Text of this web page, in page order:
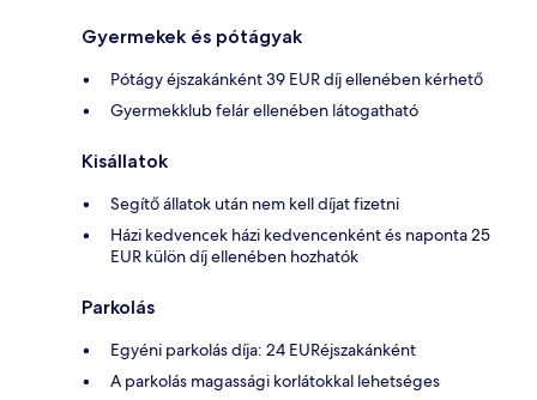
Gyermekek és pótágyak
Pótágy éjszakánként 39 EUR díj ellenében kérhető
Gyermekklub felár ellenében látogatható
Kisállatok
Segítő állatok után nem kell díjat fizetni
Házi kedvencek házi kedvencenként és naponta 25
EUR külön díj ellenében hozhatók
Parkolás
Egyéni parkolás díja: 24 EURéjszakánként
A parkolás magassági korlátokkal lehetséges